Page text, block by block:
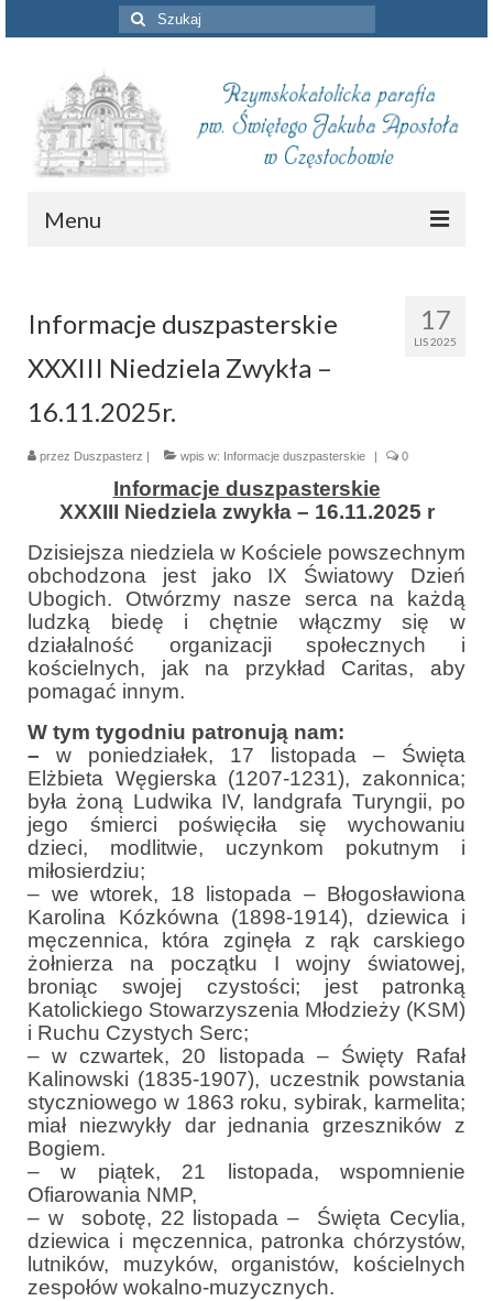
Szuklaj
w:
Menu
Intencje mszalne
Informacje duszpasterskie
Piszą o nas
Remont kościoła
Parafia
Historia
Duszpasterze
Nasz patron
Kościół Rektoracki
Vademecum
Wspólnoty parafialne
Katecheza parafialna
Niezbędnik Katolika
Kaplica Adoracji
Pracownicy
e-Katolik
Nabożeństwa
Nabożeństwa różne
Pogrzeb katolicki
Sakramenty
Sakrament chrztu
Sakrament eucharystii
17
LIS 2025
Informacje duszpasterskie
XXXIII Niedziela Zwykła –
16.11.2025r.
przez Duszpasterz wpis w: Informacje duszpasterskie 0
Informacje duszpasterskie
XXXIII Niedziela zwykła – 16.11.2025 r
Dzisiejsza niedziela w Kościele powszechnym
obchodzona jest jako IX Światowy Dzień
Ubogich. Otwórzmy nasze serca na każdą
ludzką biedę i chętnie włączmy się w
działalność organizacji społecznych i
kościelnych, jak na przykład Caritas, aby
pomagać innym.
W tym tygodniu patronują nam:
– w poniedziałek, 17 listopada – Święta
Elżbieta Węgierska (1207-1231), zakonnica;
była żoną Ludwika IV, landgrafa Turyngii, po
jego śmierci poświęciła się wychowaniu
dzieci, modlitwie, uczynkom pokutnym i
miłosierdziu;
– we wtorek, 18 listopada – Błogosławiona
Karolina Kózkówna (1898-1914), dziewica i
męczennica, która zginęła z rąk carskiego
żołnierza na początku I wojny światowej,
broniąc swojej czystości; jest patronką
Katolickiego Stowarzyszenia Młodzieży (KSM)
i Ruchu Czystych Serc;
– w czwartek, 20 listopada – Święty Rafał
Kalinowski (1835-1907), uczestnik powstania
styczniowego w 1863 roku, sybirak, karmelita;
miał niezwykły dar jednania grzeszników z
Bogiem.
– w piątek, 21 listopada, wspomnienie
Ofiarowania NMP,
– w sobotę, 22 listopada – Święta Cecylia,
dziewica i męczennica, patronka chórzystów,
lutników, muzyków, organistów, kościelnych
zespołów wokalno-muzycznych.